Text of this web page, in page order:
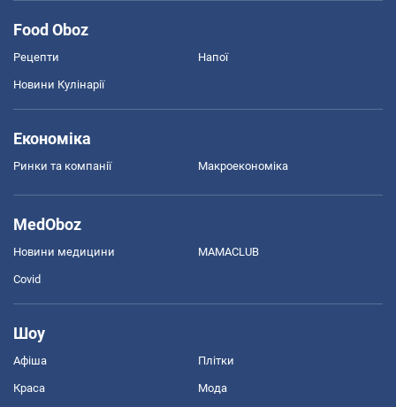
Food Oboz
Рецепти Напої
Новини Кулінарії
Економіка
Ринки та компанії Макроекономіка
MedOboz
Новини медицини MAMACLUB
Covid
Шоу
Афіша Плітки
Краса Мода